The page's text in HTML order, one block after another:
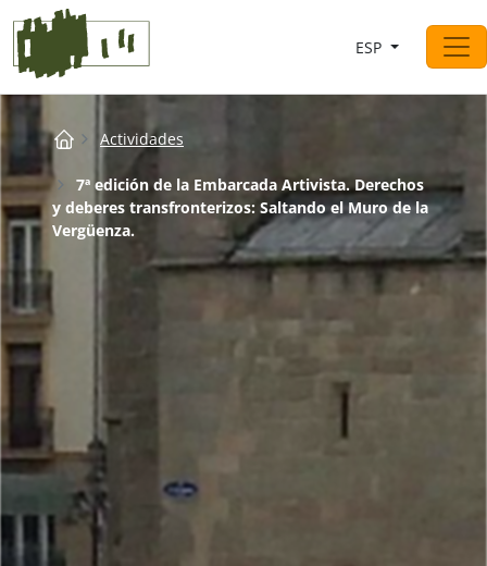
Saltar al contingut
Navegación principal
ESP
Breadcrumb
Actividades
7ª edición de la Embarcada Artivista. Derechos
y deberes transfronterizos: Saltando el Muro de la
Vergüenza.